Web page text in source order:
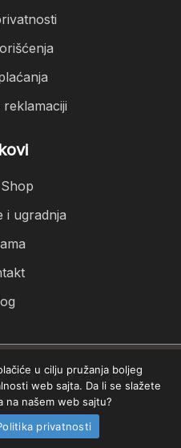
i ugradnja
Sva prava zadržana.
Studio
u cilju pružanja boljeg
web sajta. Da li se slažete
na našem web sajtu?
privatnosti